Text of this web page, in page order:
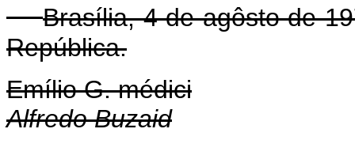
Brasília, 4 de agôsto de
República.
Emílio G. médici
Alfredo Buzaid